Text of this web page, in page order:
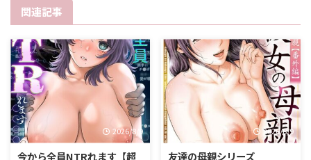
関連記事
2026/8/9
今から全員NTRれます【超
2026/8/9
友達の母親シリーズ